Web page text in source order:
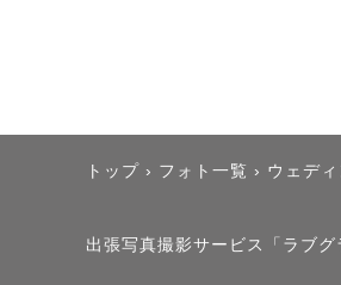
トップ › フォト一覧 › ウェデ
出張写真撮影サービス「ラブ